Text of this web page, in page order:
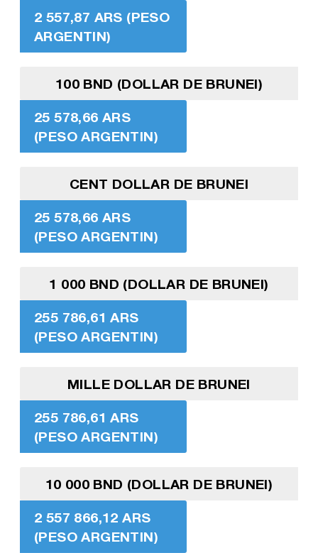
2 557,87 ARS (PESO
ARGENTIN)
100 BND (DOLLAR DE BRUNEI)
25 578,66 ARS
(PESO ARGENTIN)
CENT DOLLAR DE BRUNEI
25 578,66 ARS
(PESO ARGENTIN)
1 000 BND (DOLLAR DE BRUNEI)
255 786,61 ARS
(PESO ARGENTIN)
MILLE DOLLAR DE BRUNEI
255 786,61 ARS
(PESO ARGENTIN)
10 000 BND (DOLLAR DE BRUNEI)
2 557 866,12 ARS
(PESO ARGENTIN)